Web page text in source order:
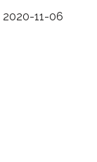
2020-11-06